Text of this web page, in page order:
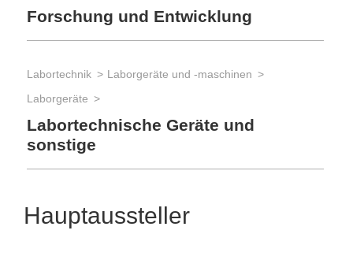
Forschung und Entwicklung
Labortechnik
Laborgeräte und -maschinen
Laborgeräte
Labortechnische Geräte und
sonstige
Hauptaussteller